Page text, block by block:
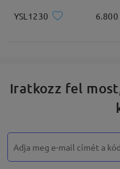
YSL1230
Iratkozz fel